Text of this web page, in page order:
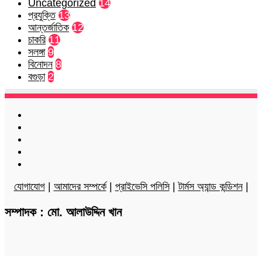
Uncategorized 14
প্রযুক্তি 13
আন্তর্জাতিক 12
চাকরি 11
সলঙ্গা 9
বিনোদন 8
বগুড়া 2
যোগাযোগ| আমাদের সম্পর্কে| প্রাইভেসি পলিসি|টার্মস অ্যান্ড কন্ডিশন|
সম্পাদক : মো. আলাউদ্দিন খান